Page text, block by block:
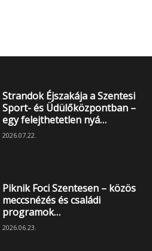
Strandok Éjszakája a Szentesi
Sport- és Üdülőközpontban –
egy felejthetetlen nyá…
2026.07.22.
Piknik Foci Szentesen – közös
meccsnézés és családi
programok…
2026.06.23.